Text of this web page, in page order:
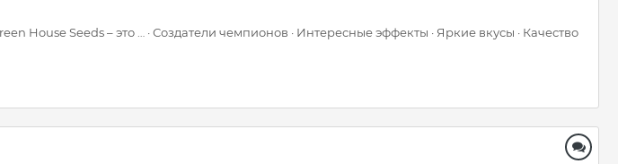
House Seeds – это … · Создатели чемпионов · Интересные эффекты · Яркие вкусы · Качество